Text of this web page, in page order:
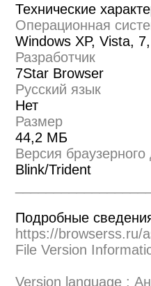
Технические
Операционная
Windows XP, Vista,
Разработчик
7Star Browser
Русский язык
Нет
Размер
44,2 МБ
Версия
Blink/Trident
Подробные
https://browserss.ru/
File Version
Version language :